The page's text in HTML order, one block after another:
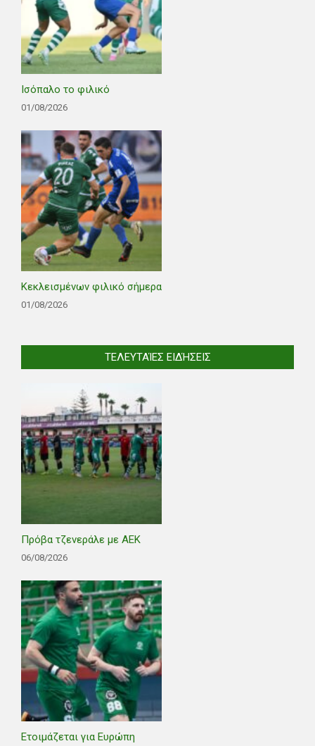
Ισόπαλο το φιλικό
01/08/2026
Κεκλεισμένων φιλικό σήμερα
01/08/2026
ΤΕΛΕΥΤΑΊΕΣ ΕΙΔΉΣΕΙΣ
Πρόβα τζενεράλε με ΑΕΚ
06/08/2026
Ετοιμάζεται για Ευρώπη